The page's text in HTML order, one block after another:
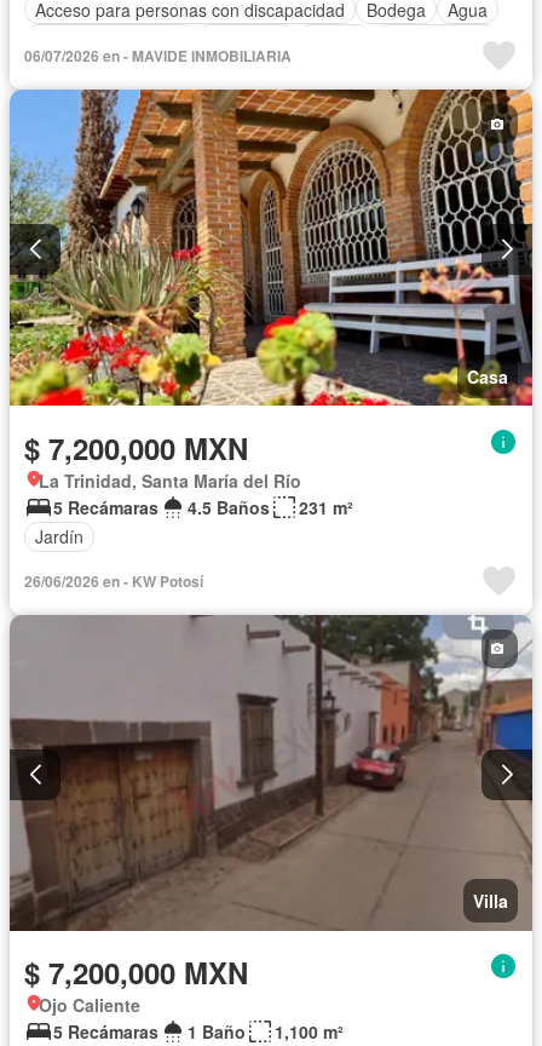
Acceso para personas con discapacidad
Bodega
Agua
Zonas verdes
Sin amueblar
06/07/2026 en - MAVIDE INMOBILIARIA
Casa
$ 7,200,000 MXN
La Trinidad, Santa María del Río
5 Recámaras
4.5 Baños
231 m²
Jardín
26/06/2026 en - KW Potosí
Villa
$ 7,200,000 MXN
Ojo Caliente
5 Recámaras
1 Baño
1,100 m²